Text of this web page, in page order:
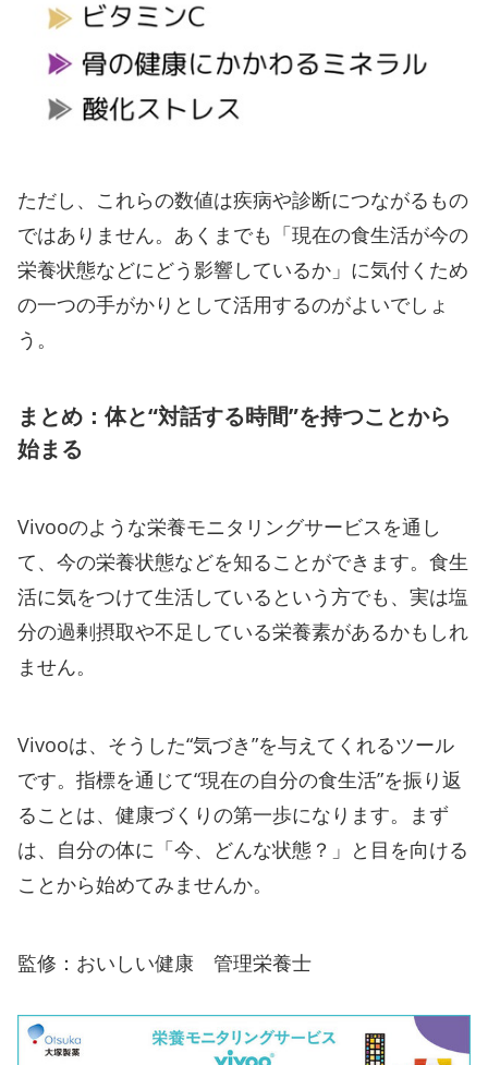
ただし、これらの数値は疾病や診断につながるもの
ではありません。あくまでも「現在の食生活が今の
栄養状態などにどう影響しているか」に気付くため
の一つの手がかりとして活用するのがよいでしょ
う。
まとめ：体と“対話する時間”を持つことから
始まる
Vivooのような栄養モニタリングサービスを通し
て、今の栄養状態などを知ることができます。食生
活に気をつけて生活しているという方でも、実は塩
分の過剰摂取や不足している栄養素があるかもしれ
ません。
Vivooは、そうした“気づき”を与えてくれるツール
です。指標を通じて“現在の自分の食生活”を振り返
ることは、健康づくりの第一歩になります。まず
は、自分の体に「今、どんな状態？」と目を向ける
ことから始めてみませんか。
監修：おいしい健康 管理栄養士